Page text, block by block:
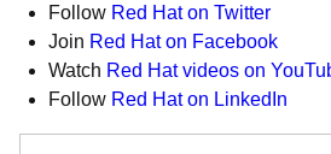
Follow Red Hat on Twitter
Join Red Hat on Facebook
Watch Red Hat videos on
Follow Red Hat on LinkedIn